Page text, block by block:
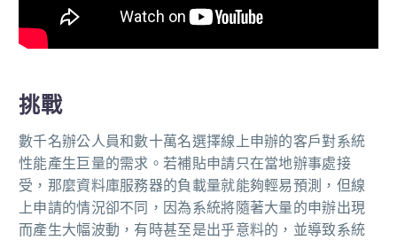
挑戰
數千名辦公人員和數十萬名選擇線上申辦的客戶對系統
性能產生巨量的需求。若補貼申請只在當地辦事處接
受，那麼資料庫服務器的負載量就能夠輕易預測，但線
上申請的情況卻不同，因為系統將隨著大量的申辦出現
而產生大幅波動，有時甚至是出乎意料的，並導致系統